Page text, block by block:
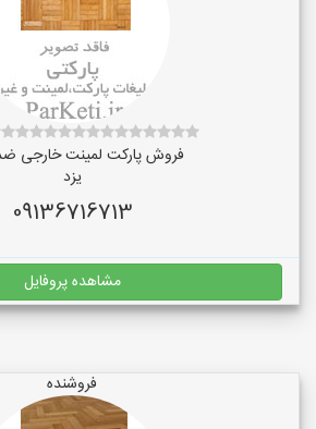
فروش پارکت لمینت
یزد
09136716713
مشاهده پروفایل
فروشنده